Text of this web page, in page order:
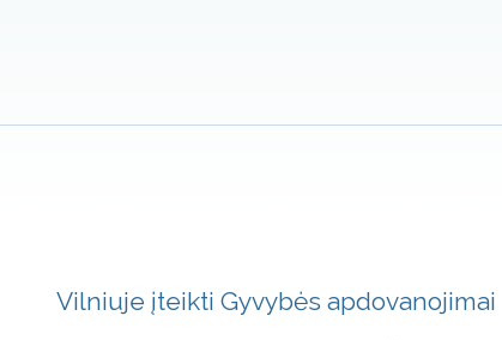
Vilniuje įteikti Gyvybės apdovanojimai